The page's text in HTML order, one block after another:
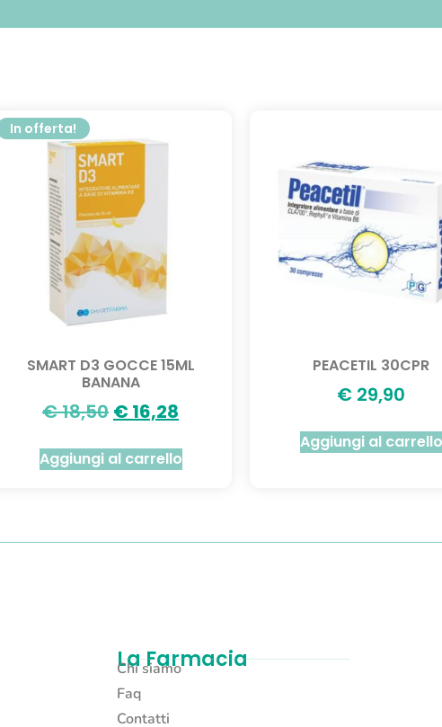
In offerta!
SMART D3 GOCCE 15ML
BANANA
€18,50 €16,28
Aggiungi al carrello
PEACETIL 30CPR
€ 29,90
Aggiungi al carrello
La Farmacia
Chi siamo
Faq
Contatti